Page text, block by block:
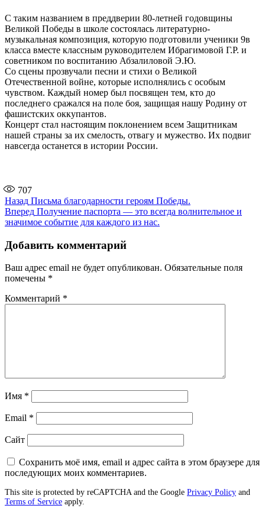
С таким названием в преддверии 80-летней годовщины
Великой Победы в школе состоялась литературно-
музыкальная композиция, которую подготовили ученики 9в
класса вместе классным руководителем Ибрагимовой Г.Р. и
советником по воспитанию Абзалиловой Э.Ю.
Со сцены прозвучали песни и стихи о Великой
Отечественной войне, которые исполнялись с особым
чувством. Каждый номер был посвящен тем, кто до
последнего сражался на поле боя, защищая нашу Родину от
фашистских оккупантов.
Концерт стал настоящим поклонением всем Защитникам
нашей страны за их смелость, отвагу и мужество. Их подвиг
навсегда останется в истории России.
707
Навигация
по
Назад Предыдущая
запись:
Письма благодарности героям Победы.
Вперед Следующая
запись:
Получение паспорта — это всегда волнительное и
значимое событие для каждого из нас.
Добавить комментарий
Ваш адрес email не будет опубликован. Обязательные поля
помечены *
Комментарий *
Имя *
Email *
Сайт
Сохранить моё имя, email и адрес сайта в этом браузере для
последующих моих комментариев.
This site is protected by reCAPTCHA and the Google Privacy Policy and
Terms of Service apply.